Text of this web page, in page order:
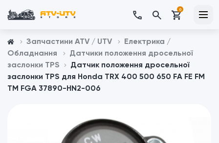
0
Запчастини ATV / UTV
Електрика /
Обладнання
Датчики положення дросельної
заслонки TPS
Датчик положення дросельної
заслонки TPS для Honda TRX 400 500 650 FA FE FM
TM FGA 37890-HN2-006